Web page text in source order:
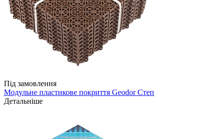
Під замовлення
Модульне пластикове покриття Geodor Степ
Детальніше